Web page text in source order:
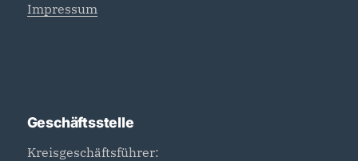
Impressum
Geschäftsstelle
Kreisgeschäftsführer: